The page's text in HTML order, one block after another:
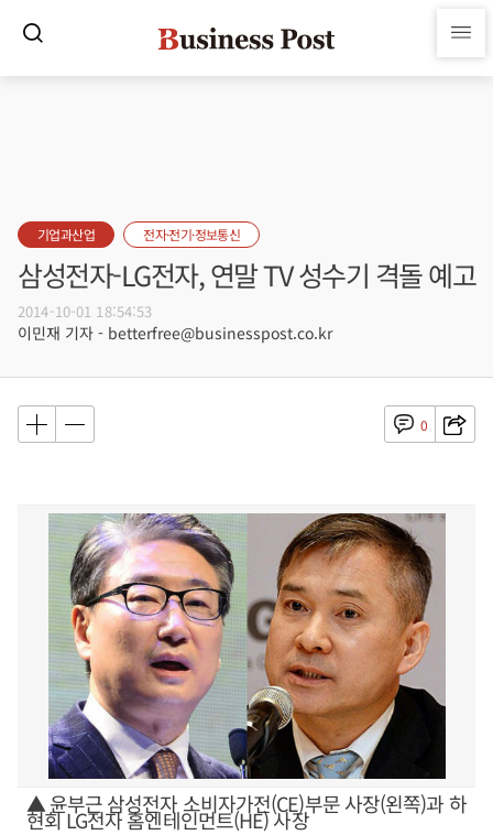
기업과산업 전자·전기·정보통신
삼성전자-LG전자, 연말 TV 성수기 격돌 예고
2014-10-01 18:54:53
이민재 기자 - betterfree@businesspost.co.kr
0
▲ 윤부근 삼성전자 소비자가전(CE)부문 사장(왼쪽)과 하
현회 LG전자 홈엔테인먼트(HE) 사장